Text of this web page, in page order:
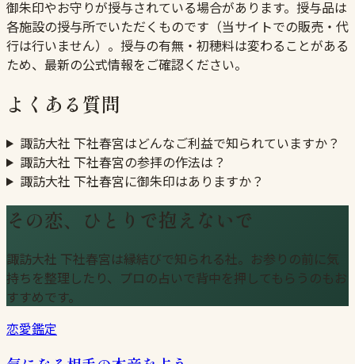
御朱印やお守りが授与されている場合があります。授与品は
各施設の授与所でいただくものです（当サイトでの販売・代
行は行いません）。授与の有無・初穂料は変わることがある
ため、最新の公式情報をご確認ください。
よくある質問
諏訪大社 下社春宮はどんなご利益で知られていますか？
諏訪大社 下社春宮の参拝の作法は？
諏訪大社 下社春宮に御朱印はありますか？
その恋、ひとりで抱えないで
諏訪大社 下社春宮は縁結びで知られる社。お参りの前に気
持ちを整理したり、プロの占いで背中を押してもらうのもお
すすめです。
恋愛鑑定